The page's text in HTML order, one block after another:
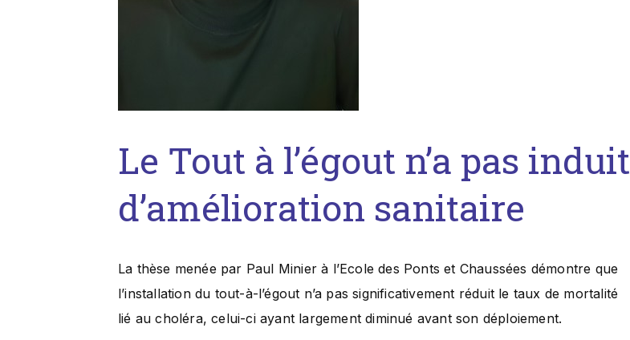
Le Tout à l’égout n’a pas induit
d’amélioration sanitaire
La thèse menée par Paul Minier à l’Ecole des Ponts et Chaussées démontre que
l’installation du tout-à-l’égout n’a pas significativement réduit le taux de mortalité
lié au choléra, celui-ci ayant largement diminué avant son déploiement.